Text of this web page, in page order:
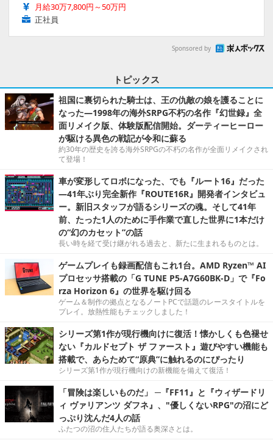
月給30万7,800円～50万円
正社員
Sponsored by
トピックス
祖国に裏切られた騎士は、王の仇敵の娘を護ることに
なった―1998年の海外SRPG不朽の名作『幻世録』全
面リメイク版、体験版配信開始。ダーティーヒーロー
が駆ける異色の戦記が令和に蘇る
約30年の歴史を誇る海外SRPGの不朽の名作が全面リメイクされ
て登場！
車が変形してロボになった、でも『ルート16』だった
―41年ぶり完全新作『ROUTE16R』開発者インタビュ
ー。新旧スタッフが語るシリーズの魂。そして41年
前、たった1人のために手作業で直した世界に1本だけ
の“幻のカセット”の話
長い時を経て受け継がれる過去と、新たに生まれるものとは。
ゲームプレイも録画配信もこれ1台。AMD Ryzen™ AI
プロセッサ搭載の「G TUNE P5-A7G60BK-D」で『Fo
rza Horizon 6』の世界を駆け回る
ゲーム＆制作の拠点となるノートPCで話題のレースタイトルを
プレイ。放熱性能もチェックしました！
シリーズ第1作が現行機向けに復活！懐かしくも色褪せ
ない『カルドセプト ザ ファースト』遊びやすい機能も
搭載で、あらためて“原典”に触れるのにぴったり
シリーズ第1作が現行機向けの新機能を備えて復活！
「冒険は楽しいものだ」 ─『FF11』と『ウィザードリ
ィ ヴァリアンツ ダフネ』、"優しくないRPG"の沼にど
っぷり沈んだ4人の話
ふたつの沼の住人たちが語る奥深さとは。